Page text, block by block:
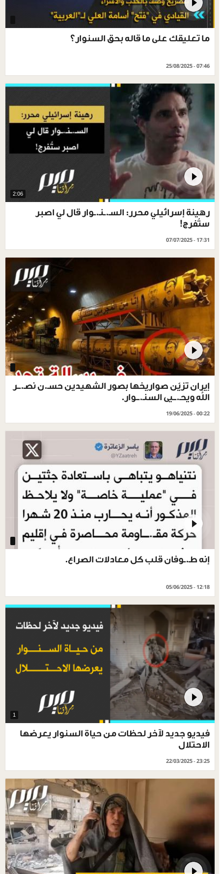
‏ما تعليقك على ما قاله بحق السنوار؟
25/08/2025 - 07:46
2:06
رهينة إسرائيلي محرر: السـ.ـنـ.ـوار قال لي اصبر
ستُفرج!
07/07/2025 - 17:31
إيران تزيّن صواريخها بصور الشهيدين حسـ.ن نصـ.ــر
الله ويحـ.ــيى السنـ.ــوار.
19/06/2025 - 00:22
إنه طـ.ـوفان قلب كل معادلات الصراع.
05/06/2025 - 12:18
1
فيديو جديد لآخر لحظات من حياة السنوار يعرضها
الاحتلال
22/03/2025 - 23:25